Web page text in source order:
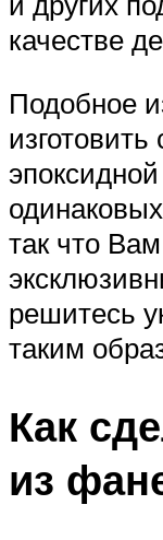
качестве
Подобное
так что
решитесь
таким
Как
из